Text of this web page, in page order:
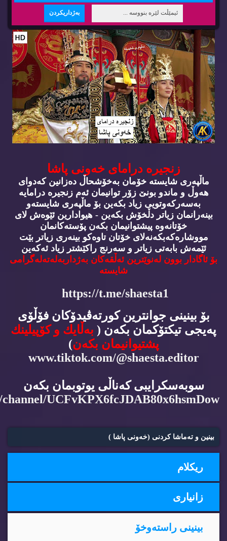
زنجیره‌ درامای خه‌ونی پاشا
ماڵپه‌ری شایسته‌ خۆمان به‌خۆشحاڵ ده‌زانین كه‌دوای
هه‌وڵ و ماندو بونێ زۆر توانیمان ئه‌م زنجیره‌ درامایه‌
به‌سه‌ركه‌وتویی زیاد بكه‌ین بۆ ماڵپه‌ری شایسته‌و
بینه‌رانمان زیاتر دڵخۆش بكه‌ین - هیوادارین ئێوه‌ش لای
خۆتانه‌وه‌ پیشتوانیمان بكه‌ن پۆسته‌كانمان
مووشاره‌كه‌بكه‌نه‌لای خۆتان تاوه‌كو بینه‌ری زیاتر بێت
ئێمه‌ش بابه‌تی زیاتر و سه‌رنج راكێشتر زیاد ئه‌كه‌ین
بۆ ئاگادار بوون له‌نوێترین ئه‌ڵقه‌كان به‌ژداربه‌له‌ته‌له‌گرامی
شایسته‌
https://t.me/shaesta1
بۆ بینینی جوانترین كورته‌ڤیدۆكان فۆڵۆی
په‌یجی تیكتۆكمان بكه‌ن ( به‌ڵایك و كۆپیلینك
پشتیوانیمان بكه‌ن)
www.tiktok.com/@shaesta.editor
سوبه‌سكرایبی كه‌ناڵی یوتوبمان بكه‌ن
UCFvKPX6fcJDAB80x6hsmDow
بینین و ته‌ماشا كردنی (خه‌ونی پاشا )
ریكلام
زانیاری
بینینی راسته‌وخۆ